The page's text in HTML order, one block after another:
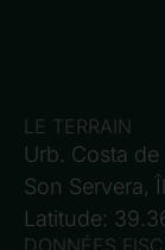
LE TERRAIN
Urb. Costa
Son Servera,
Latitude: